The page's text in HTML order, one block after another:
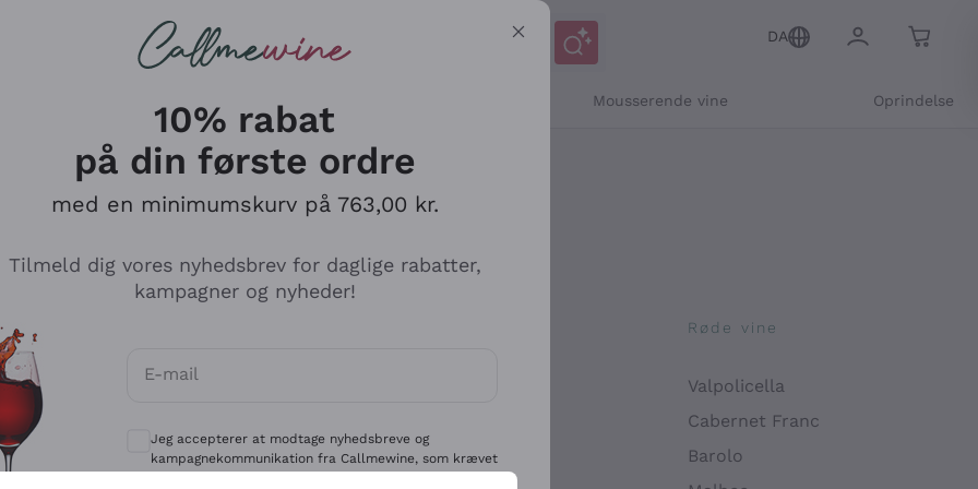
DA
Mousserende vine Oprindelse
Antinori
Ca' del Bosco
Gavi
Røde vine
Valpolicella
Cabernet Franc
Barolo
10% rabat
på din første ordre
med en minimumskurv på 763,00 kr.
Tilmeld dig vores nyhedsbrev for daglige rabatter,
kampagner og nyheder!
E-mail
Valgfrie samtykker for at modtage kommunikation og personlige tilbud
Jeg accepterer at modtage nyhedsbreve og
kampagnekommunikation fra Callmewine, som krævet